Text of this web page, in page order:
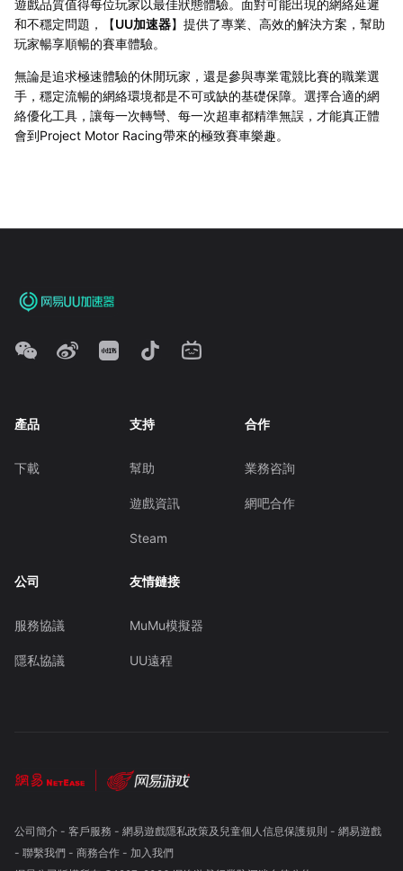
遊戲品質值得每位玩家以最佳狀態體驗。面對可能出現的網絡延遲
和不穩定問題，【UU加速器】提供了專業、高效的解決方案，幫助
玩家暢享順暢的賽車體驗。
無論是追求極速體驗的休閒玩家，還是參與專業電競比賽的職業選
手，穩定流暢的網絡環境都是不可或缺的基礎保障。選擇合適的網
絡優化工具，讓每一次轉彎、每一次超車都精準無誤，才能真正體
會到Project Motor Racing帶來的極致賽車樂趣。
產品
下載
支持
幫助
遊戲資訊
Steam
合作
業務咨詢
網吧合作
公司
服務協議
隱私協議
友情鏈接
MuMu模擬器
UU遠程
公司簡介- 客戶服務 - 網易遊戲隱私政策及兒童個人信息保護規則 - 網易遊戲
- 聯繫我們- 商務合作- 加入我們